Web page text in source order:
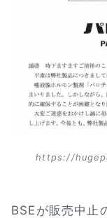
https://
BSEが販売中止